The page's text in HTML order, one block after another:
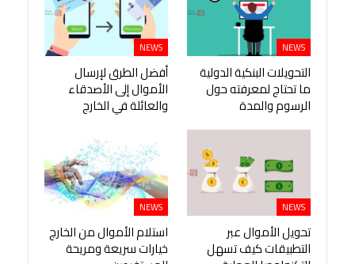
NEWS
التحويلات البنكية الدولية
ما تحتاج لمعرفته حول
الرسوم والمدة
NEWS
أفضل الطرق لإرسال
الأموال إلى الأصدقاء
والعائلة في الخارج
NEWS
تحويل الأموال عبر
التطبيقات كيف تسهل
NEWS
استلام الأموال من الخارج
خيارات سريعة ومريحة